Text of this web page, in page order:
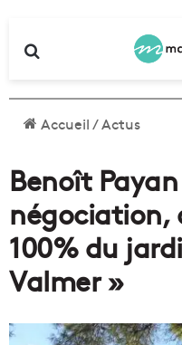
Accueil/Actus
Benoît
négociation,
100% du
Valmer »